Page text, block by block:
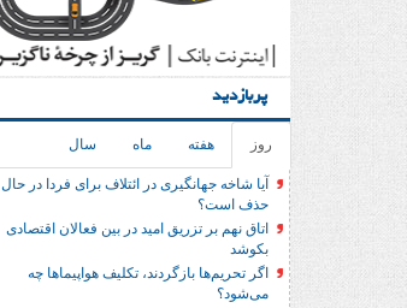
پربازدید
روز هفته ماه سال
آیا شاخه جهانگیری در ائتلاف برای فردا در حال
حذف است؟
اتاق نهم بر تزریق امید در بین فعالان اقتصادی
بکوشد
اگر تحریم‌ها بازگردند، تکلیف هواپیماها چه
می‌شود؟